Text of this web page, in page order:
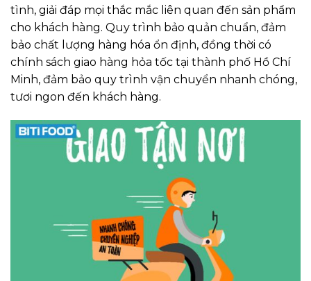
tình, giải đáp mọi thắc mắc liên quan đến sản phẩm
cho khách hàng. Quy trình bảo quản chuẩn, đảm
bảo chất lượng hàng hóa ổn định, đồng thời có
chính sách giao hàng hỏa tốc tại thành phố Hồ Chí
Minh, đảm bảo quy trình vận chuyển nhanh chóng,
tươi ngon đến khách hàng.